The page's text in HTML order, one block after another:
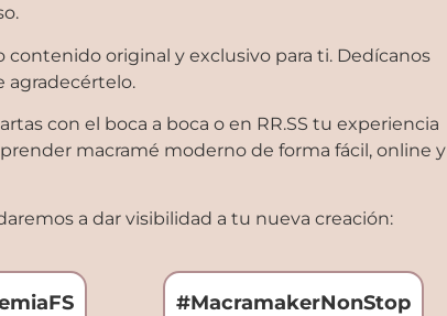
original y exclusivo para ti. Dedícanos
agradecértelo.
con el boca a boca o en RR.SS tu experiencia
macramé moderno de forma fácil, online y
a dar visibilidad a tu nueva creación:
#MacramakerNonStop